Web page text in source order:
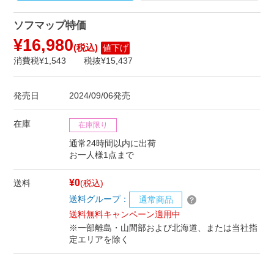
ソフマップ特価
¥16,980(税込) 値下げ
消費税¥1,543
税抜¥15,437
発売日 2024/09/06発売
在庫 在庫限り
通常24時間以内に出荷
お一人様1点まで
送料 ¥0(税込)
送料グループ：
通常商品
送料無料キャンペーン適用中
※一部離島・山間部および北海道、または当社指
定エリアを除く